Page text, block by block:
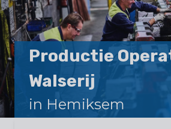
Productie
Walserij
in Hemiksem